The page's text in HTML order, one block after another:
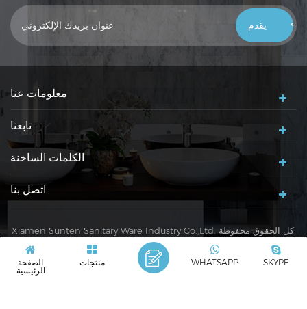
خلال 24 ساعة ، شكرًا لك!
معلومات عنا
تابعنا
الكلمات الساخنة
اتصل بنا
Xiamen Sunten Sanitary Ware Industry Co.,Ltd. كل الحقوق محفوظة.
|سياسة خاصة
شبكة IPv6 مدعومة
الصفحة
الرئيسية
منتجات SKYPE
WHATSAPP